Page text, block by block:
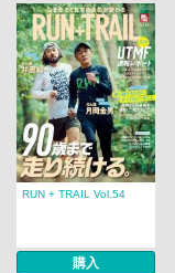
RUN + TRAIL Vol.54
購入